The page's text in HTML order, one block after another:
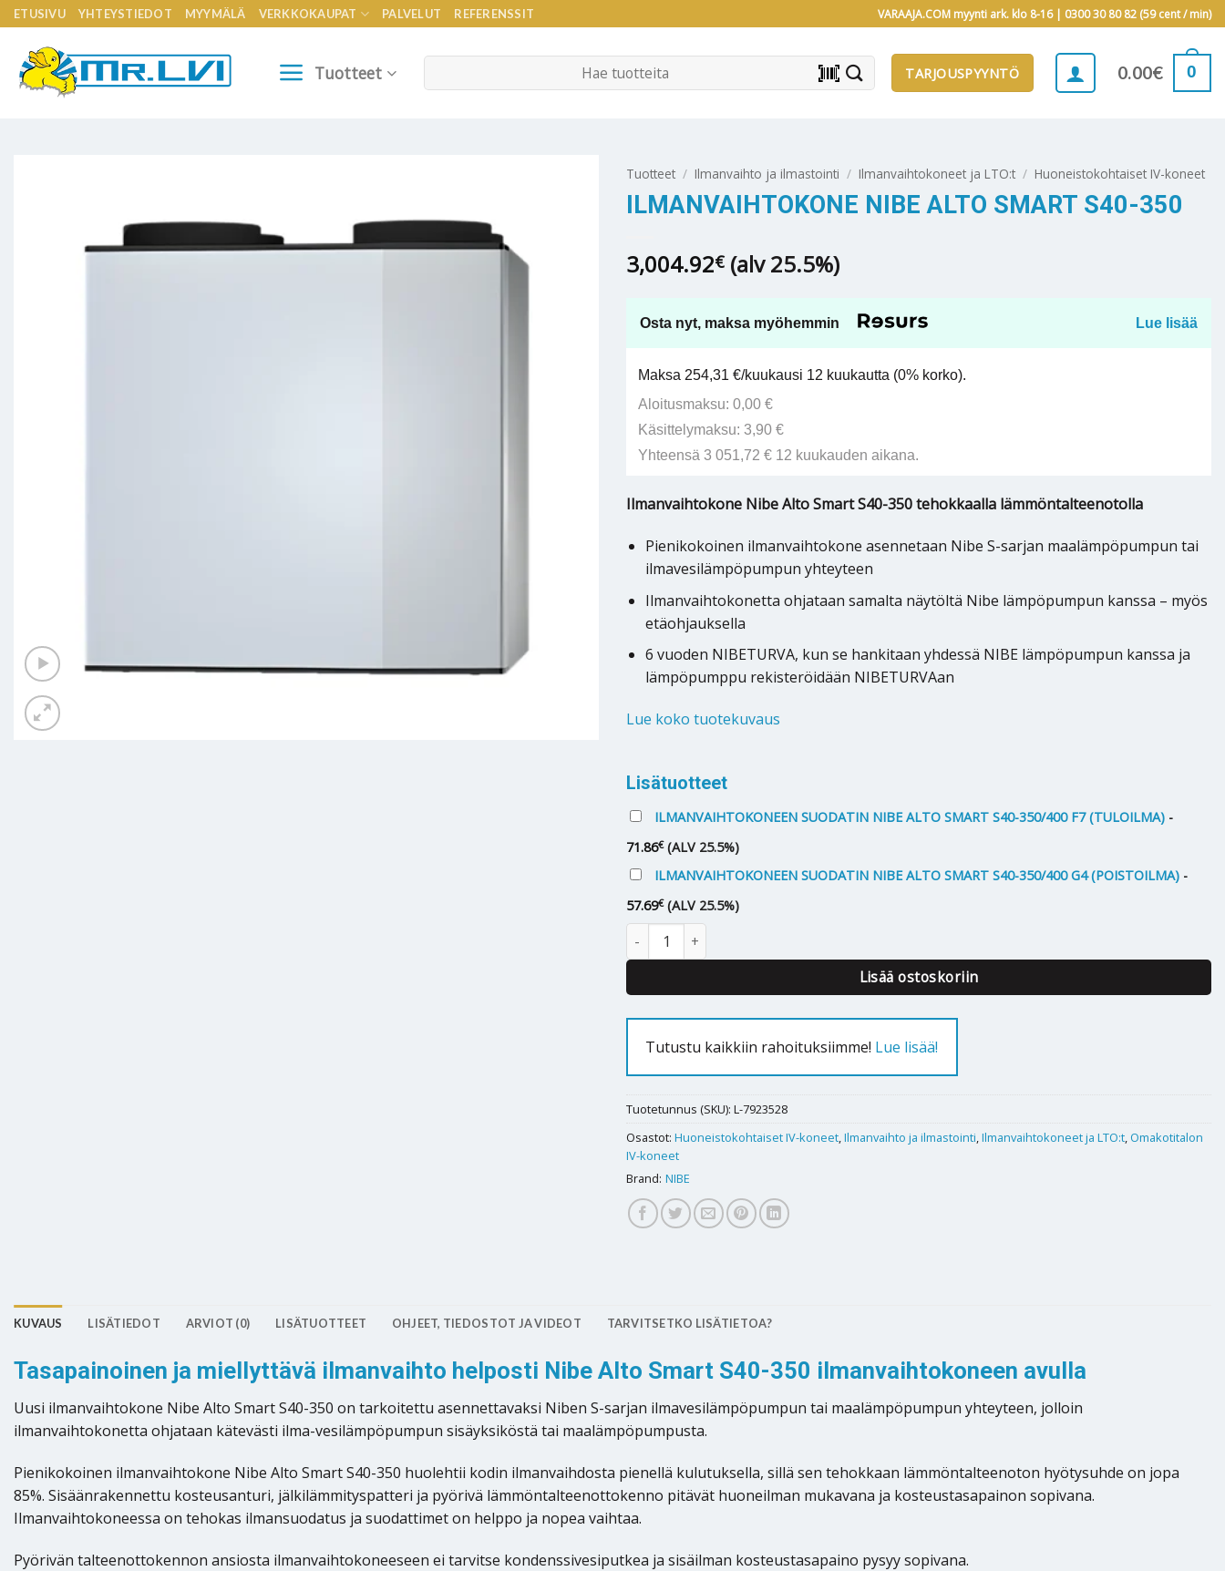
Skip
to
content
ETUSIVU YHTEYSTIEDOT MYYMÄLÄ VERKKOKAUPAT PALVELUT REFERENSSIT VARAAJA.COM myynti ark. klo 8-16 | 0300 30 80 82 (59 cent / min)
Tuotteet barcode_scanner TARJOUSPYYNTÖ 0.00€ 0
Tuotteet / Ilmanvaihto ja ilmastointi / Ilmanvaihtokoneet ja LTO:t / Huoneistokohtaiset IV-koneet
ILMANVAIHTOKONE NIBE ALTO SMART S40-350
3,004.92€ (alv 25.5%)
Osta nyt, maksa myöhemmin Lue lisää
Maksa 254,31 €/kuukausi 12 kuukautta (0% korko).
Aloitusmaksu: 0,00 €
Käsittelymaksu: 3,90 €
Yhteensä 3 051,72 € 12 kuukauden aikana.
Ilmanvaihtokone Nibe Alto Smart S40-350 tehokkaalla lämmöntalteenotolla
Pienikokoinen ilmanvaihtokone asennetaan Nibe S-sarjan maalämpöpumpun tai
ilmavesilämpöpumpun yhteyteen
Ilmanvaihtokonetta ohjataan samalta näytöltä Nibe lämpöpumpun kanssa – myös
etäohjauksella
6 vuoden NIBETURVA, kun se hankitaan yhdessä NIBE lämpöpumpun kanssa ja
lämpöpumppu rekisteröidään NIBETURVAan
Lue koko tuotekuvaus
Lisätuotteet
ILMANVAIHTOKONEEN SUODATIN NIBE ALTO SMART S40-350/400 F7 (TULOILMA) -
71.86€ (ALV 25.5%)
ILMANVAIHTOKONEEN SUODATIN NIBE ALTO SMART S40-350/400 G4 (POISTOILMA) -
57.69€ (ALV 25.5%)
Ilmanvaihtokone Nibe Alto Smart S40-350 määrä
Lisää ostoskoriin
Tutustu kaikkiin rahoituksiimme! Lue lisää!
Tuotetunnus (SKU): L-7923528
Osastot: Huoneistokohtaiset IV-koneet Ilmanvaihto ja ilmastointi Ilmanvaihtokoneet ja LTO:t Omakotitalon
IV-koneet
Brand: NIBE
KUVAUS LISÄTIEDOT ARVIOT (0) LISÄTUOTTEET OHJEET, TIEDOSTOT JA VIDEOT TARVITSETKO LISÄTIETOA?
Tasapainoinen ja miellyttävä ilmanvaihto helposti Nibe Alto Smart S40-350 ilmanvaihtokoneen avulla
Uusi ilmanvaihtokone Nibe Alto Smart S40-350 on tarkoitettu asennettavaksi Niben S-sarjan ilmavesilämpöpumpun tai maalämpöpumpun yhteyteen, jolloin
ilmanvaihtokonetta ohjataan kätevästi ilma-vesilämpöpumpun sisäyksiköstä tai maalämpöpumpusta.
Pienikokoinen ilmanvaihtokone Nibe Alto Smart S40-350 huolehtii kodin ilmanvaihdosta pienellä kulutuksella, sillä sen tehokkaan lämmöntalteenoton hyötysuhde on jopa
85%. Sisäänrakennettu kosteusanturi, jälkilämmityspatteri ja pyörivä lämmöntalteenottokenno pitävät huoneilman mukavana ja kosteustasapainon sopivana.
Ilmanvaihtokoneessa on tehokas ilmansuodatus ja suodattimet on helppo ja nopea vaihtaa.
Pyörivän talteenottokennon ansiosta ilmanvaihtokoneeseen ei tarvitse kondenssivesiputkea ja sisäilman kosteustasapaino pysyy sopivana.